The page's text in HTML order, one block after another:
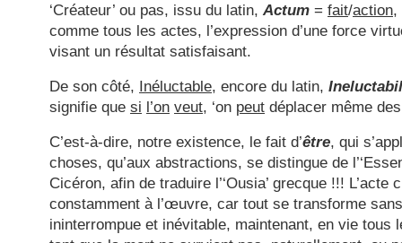
‘Créateur’ ou pas, issu du latin, Actum = fait/action,
comme tous les actes, l’expression d’une force
visant un résultat satisfaisant.
De son côté, Inéluctable, encore du latin,
signifie que si l’on veut, ‘on peut déplacer même
C’est-à-dire, notre existence, le fait d’être, qui
choses, qu’aux abstractions, se distingue de
Cicéron, afin de traduire l’‘Ousia’ grecque !!!
constamment à l’œuvre, car tout se transforme
ininterrompue et inévitable, maintenant, en vie tous